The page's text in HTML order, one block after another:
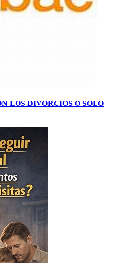
LOS DIVORCIOS O SOLO